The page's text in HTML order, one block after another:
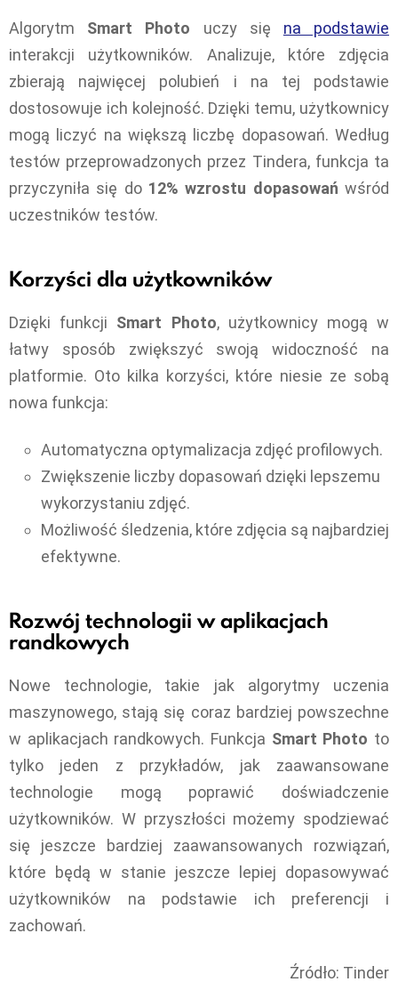
Algorytm Smart Photo uczy się na podstawie
interakcji użytkowników. Analizuje, które zdjęcia
zbierają najwięcej polubień i na tej podstawie
dostosowuje ich kolejność. Dzięki temu, użytkownicy
mogą liczyć na większą liczbę dopasowań. Według
testów przeprowadzonych przez Tindera, funkcja ta
przyczyniła się do 12% wzrostu dopasowań wśród
uczestników testów.
Korzyści dla użytkowników
Dzięki funkcji Smart Photo, użytkownicy mogą w
łatwy sposób zwiększyć swoją widoczność na
platformie. Oto kilka korzyści, które niesie ze sobą
nowa funkcja:
Automatyczna optymalizacja zdjęć profilowych.
Zwiększenie liczby dopasowań dzięki lepszemu
wykorzystaniu zdjęć.
Możliwość śledzenia, które zdjęcia są najbardziej
efektywne.
Rozwój technologii w aplikacjach
randkowych
Nowe technologie, takie jak algorytmy uczenia
maszynowego, stają się coraz bardziej powszechne
w aplikacjach randkowych. Funkcja Smart Photo to
tylko jeden z przykładów, jak zaawansowane
technologie mogą poprawić doświadczenie
użytkowników. W przyszłości możemy spodziewać
się jeszcze bardziej zaawansowanych rozwiązań,
które będą w stanie jeszcze lepiej dopasowywać
użytkowników na podstawie ich preferencji i
zachowań.
Źródło: Tinder